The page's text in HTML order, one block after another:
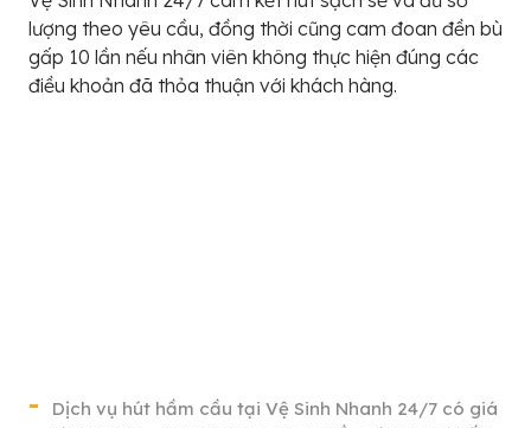
lượng theo yêu cầu, đồng thời cũng cam đoan đền bù
gấp 10 lần nếu nhân viên không thực hiện đúng các
điều khoản đã thỏa thuận với khách hàng.
Dịch vụ hút hầm cầu tại Vệ Sinh Nhanh 24/7 có giá